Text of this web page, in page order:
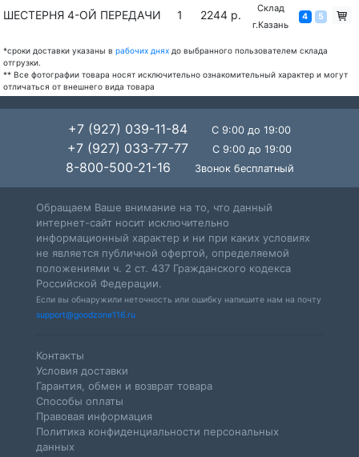
ШЕСТЕРНЯ 4-ОЙ ПЕРЕДАЧИ 1 2244 р.
Склад
г.Казань
4 5
*сроки доставки указаны в рабочих днях до выбранного пользователем склада
отгрузки.
** Все фотографии товара носят исключительно ознакомительный характер и могут
отличаться от внешнего вида товара
+7 (927) 039-11-84 С 9:00 до 19:00
+7 (927) 033-77-77 С 9:00 до 19:00
8-800-500-21-16 Звонок бесплатный
Обращаем Ваше внимание на то, что данный
интернет-сайт носит исключительно
информационный характер и ни при каких условиях
не является публичной офертой, определяемой
положениями ч. 2 ст. 437 Гражданского кодекса
Российской Федерации.
Если вы обнаружили неточность или ошибку напишите нам на почту
support@goodzone116.ru
Контакты
Условия доставки
Гарантия, обмен и возврат товара
Способы оплаты
Правовая информация
Политика конфиденциальности персональных
данных